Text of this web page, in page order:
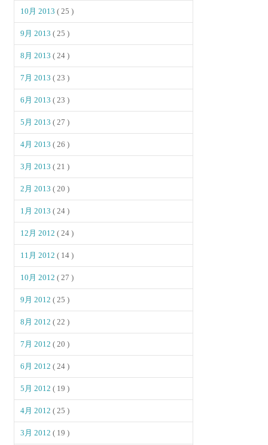
10月 2013( 25 )
9月 2013( 25 )
8月 2013( 24 )
7月 2013( 23 )
6月 2013( 23 )
5月 2013( 27 )
4月 2013( 26 )
3月 2013( 21 )
2月 2013( 20 )
1月 2013( 24 )
12月 2012( 24 )
11月 2012( 14 )
10月 2012( 27 )
9月 2012( 25 )
8月 2012( 22 )
7月 2012( 20 )
6月 2012( 24 )
5月 2012( 19 )
4月 2012( 25 )
3月 2012( 19 )